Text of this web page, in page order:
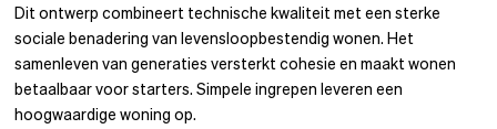
Dit ontwerp combineert technische kwaliteit met een sterke
sociale benadering van levensloopbestendig wonen. Het
samenleven van generaties versterkt cohesie en maakt wonen
betaalbaar voor starters. Simpele ingrepen leveren een
hoogwaardige woning op.